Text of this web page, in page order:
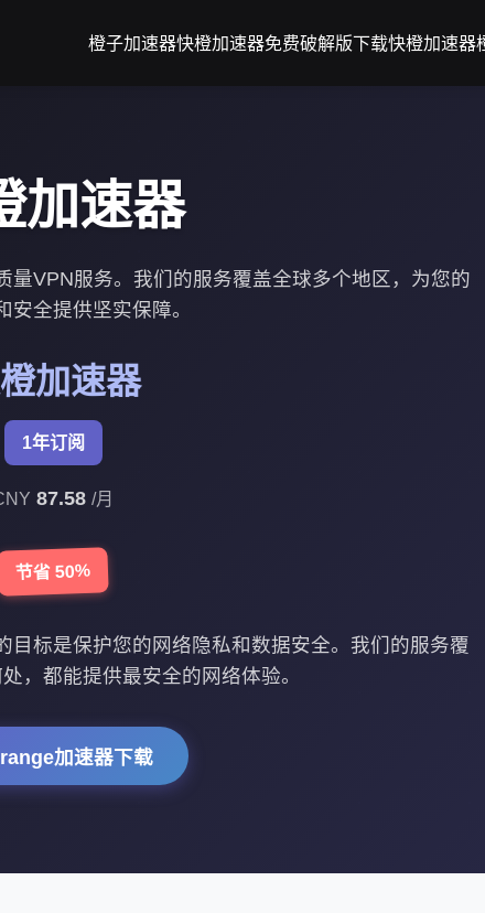
橙子加速器快橙加速器免费破解版下载快橙加速器
加速器
量VPN服务。我们的服务覆盖全球多个地区，为您的
安全提供坚实保障。
加速器
1年订阅
87.58 /月
节省 50%
目标是保护您的网络隐私和数据安全。我们的服务覆
，都能提供最安全的网络体验。
加速器下载